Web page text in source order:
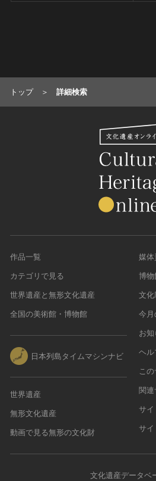
トップ 詳細検索
作品一覧
カテゴリで見る
世界遺産と無形文化遺産
全国の美術館・博物館
日本列島タイムマシンナビ
世界遺産
無形文化遺産
動画で見る無形の文化財
媒
博物
文化
今月
お知
ヘル
こ
関連
サ
サ
文化遺産データベ